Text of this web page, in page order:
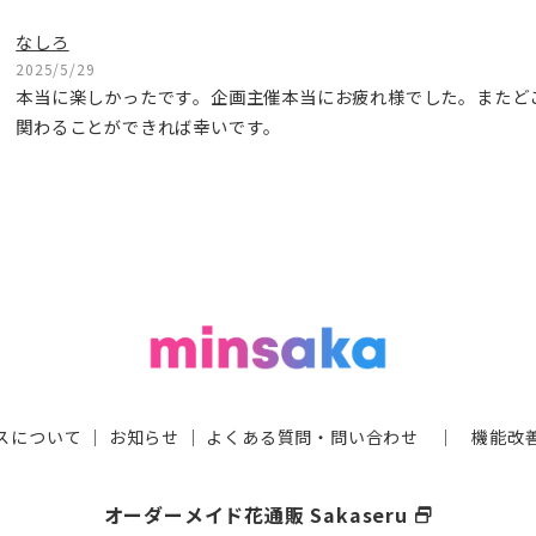
なしろ
2025/5/29
本当に楽しかったです。企画主催本当にお疲れ様でした。またど
関わることができれば幸いです。
について ｜ お知らせ ｜ よくある質問・問い合わせ ｜機能改
オーダーメイド花通販 Sakaseru select_window